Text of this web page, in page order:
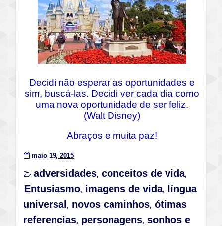
Decidi não esperar as oportunidades e
sim, buscá-las. Decidi ver cada dia como
uma nova oportunidade de ser feliz.
(Walt Disney)
Abraços e muita paz!
maio 19, 2015
adversidades, conceitos de vida,
Entusiasmo, imagens de vida,
língua
universal , novos caminhos, ótimas
referencias, personagens, sonhos e